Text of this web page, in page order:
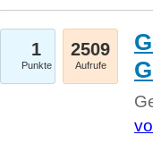
1
Punkte
2509
Aufrufe